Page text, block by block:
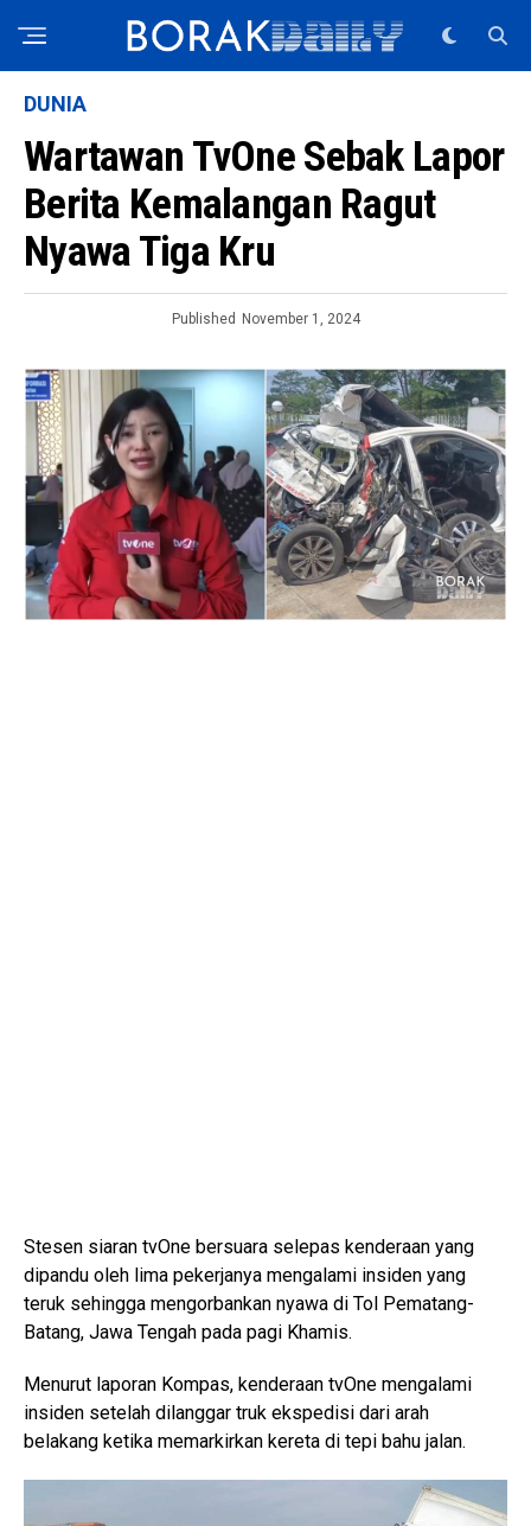
DUNIA
Wartawan TvOne Sebak Lapor
Berita Kemalangan Ragut
Nyawa Tiga Kru
Published November 1, 2024
Stesen siaran tvOne bersuara selepas kenderaan yang
dipandu oleh lima pekerjanya mengalami insiden yang
teruk sehingga mengorbankan nyawa di Tol Pematang-
Batang, Jawa Tengah pada pagi Khamis.
Menurut laporan Kompas, kenderaan tvOne mengalami
insiden setelah dilanggar truk ekspedisi dari arah
belakang ketika memarkirkan kereta di tepi bahu jalan.